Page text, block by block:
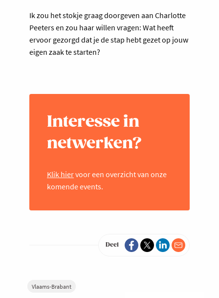
Ik zou het stokje graag doorgeven aan Charlotte
Peeters en zou haar willen vragen: Wat heeft
ervoor gezorgd dat je de stap hebt gezet op jouw
eigen zaak te starten?
Interesse in
netwerken?
Klik hiervoor een overzicht van onze
komende events.
Deel
Vlaams-Brabant